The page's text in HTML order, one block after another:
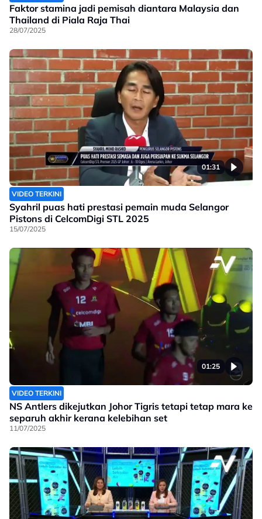
Faktor stamina jadi pemisah diantara Malaysia dan
Thailand di Piala Raja Thai
28/07/2025
01:31
VIDEO TERKINI
Syahril puas hati prestasi pemain muda Selangor
Pistons di CelcomDigi STL 2025
15/07/2025
01:25
VIDEO TERKINI
NS Antlers dikejutkan Johor Tigris tetapi tetap mara ke
separuh akhir kerana kelebihan set
11/07/2025